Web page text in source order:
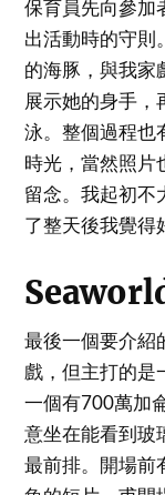
保育員先向參加
出活動時的守則
的海豚，與我家
展示她的身手，
泳。整個過程也
時光，當然照片
留念。我起初不
了整天後我覺得
最後一個要介紹
戲，但主打的是
一個有700萬加
意坐在能看到玻
最前排。開場前